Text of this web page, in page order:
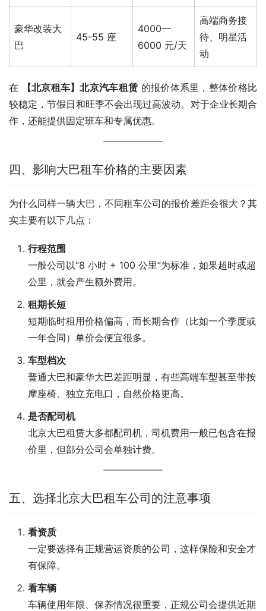
豪华改装大
巴
45-55 座
4000—
6000 元/天
高端商务接
待、明星活
动
在 【北京租车】北京汽车租赁 的报价体系里，整体价格比
较稳定，节假日和旺季不会出现过高波动。对于企业长期合
作，还能提供固定班车和专属优惠。
四、影响大巴租车价格的主要因素
为什么同样一辆大巴，不同租车公司的报价差距会很大？其
实主要有以下几点：
行程范围
一般公司以“8 小时 + 100 公里”为标准，如果超时或超
公里，就会产生额外费用。
租期长短
短期临时租用价格偏高，而长期合作（比如一个季度或
一年合同）单价会便宜很多。
车型档次
普通大巴和豪华大巴差距明显，有些高端车型甚至带按
摩座椅、独立充电口，自然价格更高。
是否配司机
北京大巴租赁大多都配司机，司机费用一般已包含在报
价里，但部分公司会单独计费。
五、选择北京大巴租车公司的注意事项
看资质
一定要选择有正规营运资质的公司，这样保险和安全才
有保障。
看车辆
车辆使用年限、保养情况很重要，正规公司会提供近期